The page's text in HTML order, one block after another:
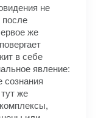
не
же
в себе
явление:
сознания
же